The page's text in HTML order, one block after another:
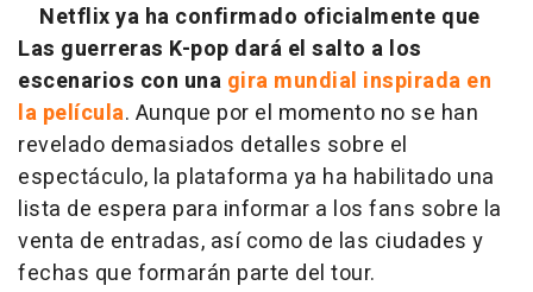
Netflix ya ha confirmado oficialmente que
Las guerreras K-pop dará el salto a los
escenarios con una gira mundial inspirada en
la película. Aunque por el momento no se han
revelado demasiados detalles sobre el
espectáculo, la plataforma ya ha habilitado una
lista de espera para informar a los fans sobre la
venta de entradas, así como de las ciudades y
fechas que formarán parte del tour.